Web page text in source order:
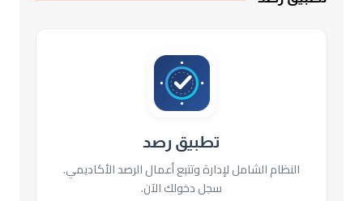
تطبيق رصد
النظام الشامل لإدارة وتتبع أعمال الرصد الأكاديمي.
سجل دخولك الآن.